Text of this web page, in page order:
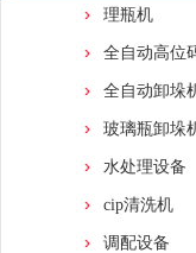
理瓶机
全自动高位
全自动卸垛
玻璃瓶卸垛
水处理设备
cip清洗机
调配设备